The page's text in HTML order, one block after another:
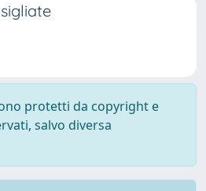
protetti da copyright e
salvo diversa